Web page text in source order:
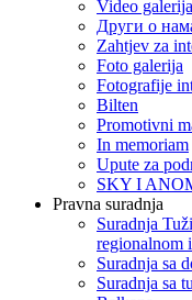
Video galerija
Други о
Zahtjev za
Foto galerija
Fotografije
Bilten
Promotivni
In memoriam
Upute za
SKY I
Pravna suradnja
Suradnja
regionalnom
Suradnja sa
Suradnja sa